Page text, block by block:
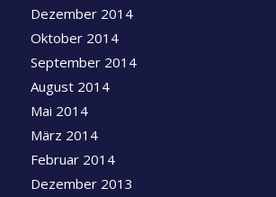
Dezember 2014
Oktober 2014
September 2014
August 2014
Mai 2014
März 2014
Februar 2014
Dezember 2013